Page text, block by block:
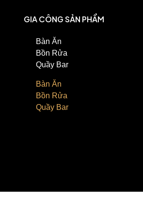
GIA CÔNG SẢN PHẨM
Bàn Ăn
Bồn Rửa
Quầy Bar
Bàn Ăn
Bồn Rửa
Quầy Bar